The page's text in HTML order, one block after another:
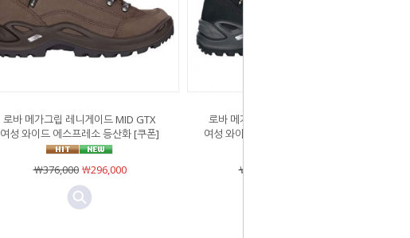
로바 메가그립 레니게이드 MID GTX
여성 와이드 에스프레소 등산화 [쿠폰]
￦376,000￦296,000
로바 메가그립 레니게이드 MID GTX
여성 와이드 블랙/버건디 등산화 [쿠폰]
￦376,000